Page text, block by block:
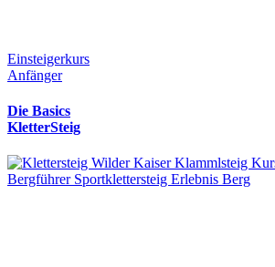
Einsteigerkurs
Anfänger
Die Basics
KletterSteig